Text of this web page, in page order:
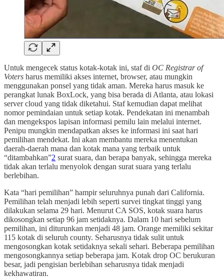
Untuk mengecek status kotak-kotak ini, staf di OC Registrar of
Voters harus memiliki akses internet, browser, atau mungkin
menggunakan ponsel yang tidak aman. Mereka harus masuk ke
perangkat lunak BoxLock, yang bisa berada di Atlanta, atau lokasi
server cloud yang tidak diketahui. Staf kemudian dapat melihat
nomor pemindaian untuk setiap kotak. Pendekatan ini menambah
dan mengekspos lapisan informasi pemilu lain melalui internet.
Penipu mungkin mendapatkan akses ke informasi ini saat hari
pemilihan mendekat. Ini akan membantu mereka menentukan
daerah-daerah mana dan kotak mana yang terbaik untuk
“ditambahkan”2 surat suara, dan berapa banyak, sehingga mereka
tidak akan terlalu menyolok dengan surat suara yang terlalu
berlebihan.
Kata “hari pemilihan” hampir seluruhnya punah dari California.
Pemilihan telah menjadi lebih seperti survei tingkat tinggi yang
dilakukan selama 29 hari. Menurut CA SOS, kotak suara harus
dikosongkan setiap 96 jam setidaknya. Dalam 10 hari sebelum
pemilihan, ini diturunkan menjadi 48 jam. Orange memiliki sekitar
115 kotak di seluruh county. Seharusnya tidak sulit untuk
mengosongkan kotak setidaknya sekali sehari. Beberapa pemilihan
mengosongkannya setiap beberapa jam. Kotak drop OC berukuran
besar, jadi pengisian berlebihan seharusnya tidak menjadi
kekhawatiran.